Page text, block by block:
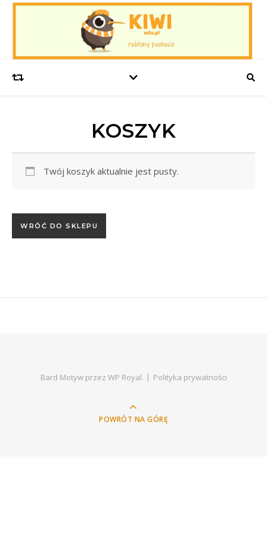
KOSZYK
Twój koszyk aktualnie jest pusty.
WRÓĆ DO SKLEPU
Bard Motyw przez WP Royal. Polityka prywatności
POWRÓT NA GÓRĘ